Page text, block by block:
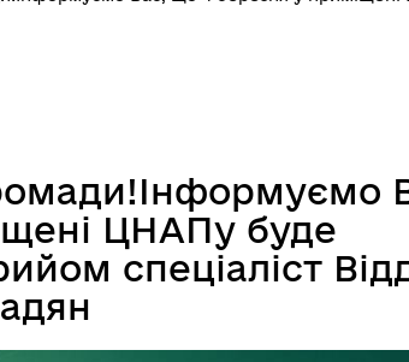
ЦНАПу буде
спеціаліст